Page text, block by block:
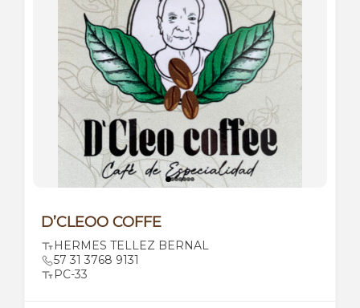
D’CLEOO COFFE
HERMES TELLEZ BERNAL
57 31 3768 9131
PC-33